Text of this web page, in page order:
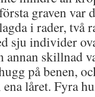
graven var
i rader, två
sju individer
annan skillnad
på benen,
låret. Fyra